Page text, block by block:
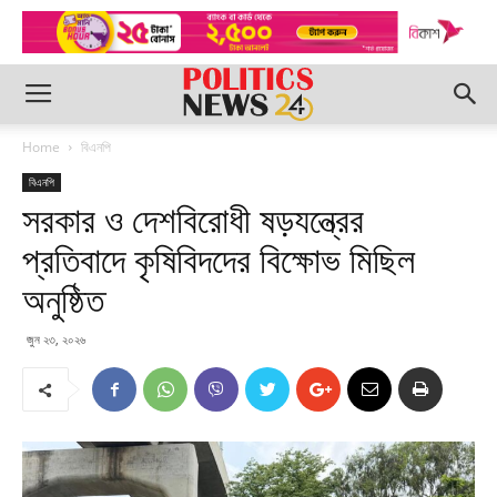
Home বিএনপি
বিএনপি
সরকার ও দেশবিরোধী ষড়যন্ত্রের
প্রতিবাদে কৃষিবিদদের বিক্ষোভ মিছিল
অনুষ্ঠিত
জুন ২৩, ২০২৬